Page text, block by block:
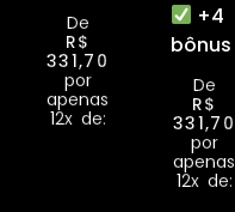
De
R$
331,70
por
apenas
12x de:
+4
bônus
De
R$
331,70
por
apenas
12x de: